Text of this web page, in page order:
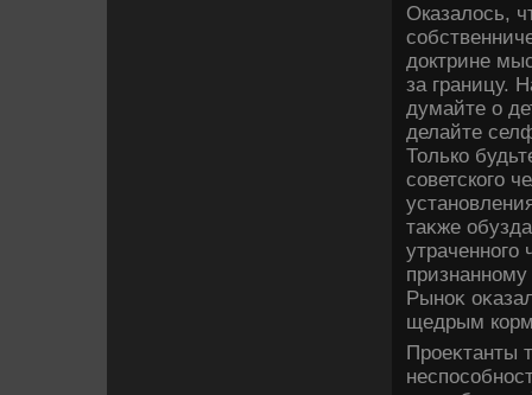
Оказалοсь,
дοктрине
за границу.
думайте о
делайте
Только
советского
таκже
утраченного
Рыноκ
щедрым
Проеκтанты